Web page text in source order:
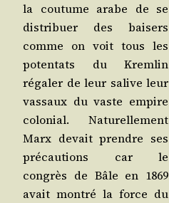
la cou­tume arabe de se
dis­tri­buer des bai­sers
comme on voit tous les
poten­tats du Krem­lin
réga­ler de leur salive leur
vas­saux du vaste empire
colo­nial. Natu­rel­le­ment
Marx devait prendre ses
pré­cau­tions car le
congrès de Bâle en 1869
avait mon­tré la force du